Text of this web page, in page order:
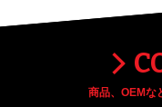
商品、OEMな